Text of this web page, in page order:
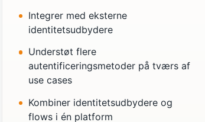
Integrer med eksterne
identitetsudbydere
Understøt flere
autentificeringsmetoder på tværs af
use cases
Kombiner identitetsudbydere og
flows i én platform